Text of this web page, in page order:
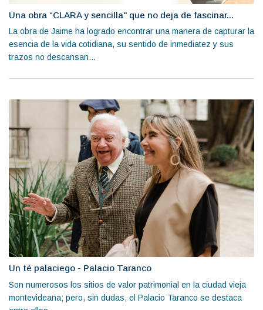
Una obra “CLARA y sencilla" que no deja de fascinar...
La obra de Jaime ha logrado encontrar una manera de capturar la
esencia de la vida cotidiana, su sentido de inmediatez y sus
trazos no descansan...
Un té palaciego - Palacio Taranco
Son numerosos los sitios de valor patrimonial en la ciudad vieja
montevideana; pero, sin dudas, el Palacio Taranco se destaca